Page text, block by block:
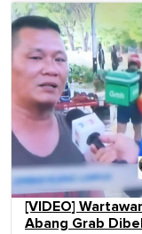
[VIDEO]
Abang Grab